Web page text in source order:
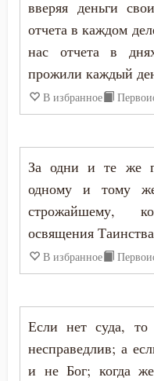
вверяя деньги
отчета в каждом
нас отчета в
прожили каждый
В избранное
За одни и те же
одному и тому
строжайшему,
освящения
В избранное
Если нет суда, то
несправедлив; а
и не Бог; когда